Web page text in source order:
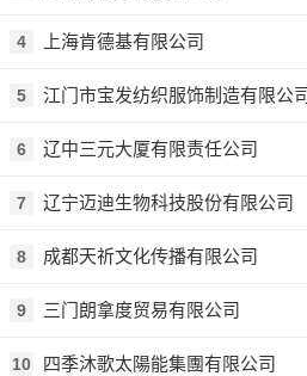
4 上海肯德基有限公司
5 江门市宝发纺织服饰制造有限公
6 辽中三元大厦有限责任公司
7 辽宁迈迪生物科技股份有限公司
8 成都天祈文化传播有限公司
9 三门朗拿度贸易有限公司
10 四季沐歌太陽能集團有限公司